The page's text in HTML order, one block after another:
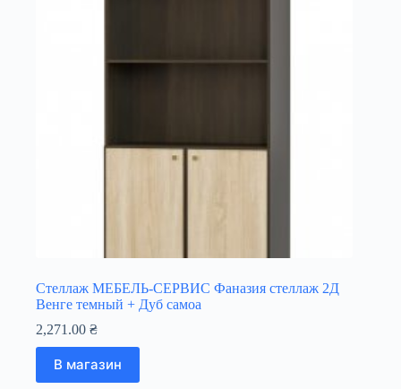
Стеллаж МЕБЕЛЬ-СЕРВИС Фаназия стеллаж 2Д
Венге темный + Дуб самоа
2,271.00 ₴
В магазин